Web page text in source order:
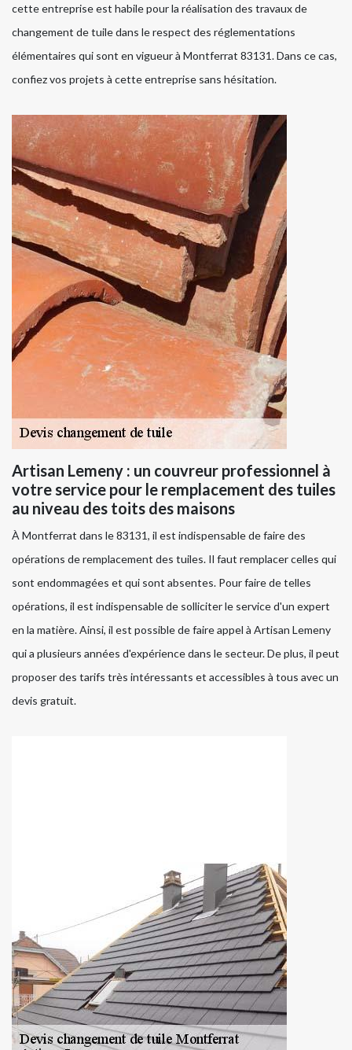
cette entreprise est habile pour la réalisation des travaux de
changement de tuile dans le respect des réglementations
élémentaires qui sont en vigueur à Montferrat 83131. Dans ce cas,
confiez vos projets à cette entreprise sans hésitation.
Artisan Lemeny : un couvreur professionnel à
votre service pour le remplacement des tuiles
au niveau des toits des maisons
À Montferrat dans le 83131, il est indispensable de faire des
opérations de remplacement des tuiles. Il faut remplacer celles qui
sont endommagées et qui sont absentes. Pour faire de telles
opérations, il est indispensable de solliciter le service d'un expert
en la matière. Ainsi, il est possible de faire appel à Artisan Lemeny
qui a plusieurs années d'expérience dans le secteur. De plus, il peut
proposer des tarifs très intéressants et accessibles à tous avec un
devis gratuit.